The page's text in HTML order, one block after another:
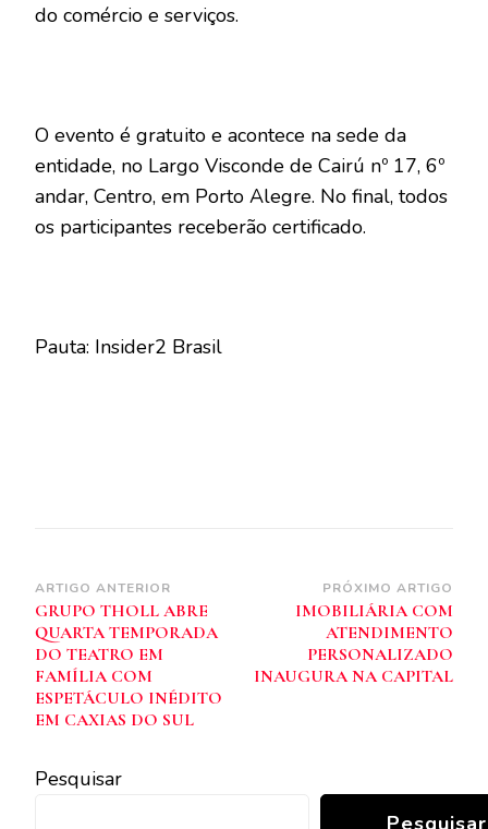
do comércio e serviços.
O evento é gratuito e acontece na sede da
entidade, no Largo Visconde de Cairú nº 17, 6º
andar, Centro, em Porto Alegre. No final, todos
os participantes receberão certificado.
Pauta: Insider2 Brasil
Navegação
de
post
ARTIGO ANTERIOR
GRUPO THOLL ABRE
QUARTA TEMPORADA
DO TEATRO EM
FAMÍLIA COM
ESPETÁCULO INÉDITO
EM CAXIAS DO SUL
PRÓXIMO ARTIGO
IMOBILIÁRIA COM
ATENDIMENTO
PERSONALIZADO
INAUGURA NA CAPITAL
Pesquisar
Pesquisar